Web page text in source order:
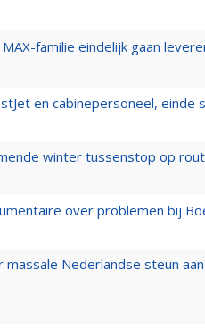
familie eindelijk gaan
en cabinepersoneel, einde
winter tussenstop op
over problemen bij
Nederlandse steun